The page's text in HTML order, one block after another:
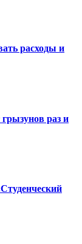
расходы и
раз и